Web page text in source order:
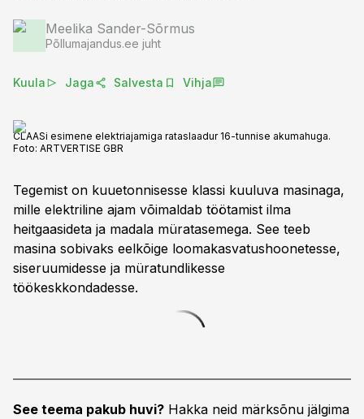
Meelika Sander-Sõrmus
Põllumajandus.ee juht
Kuula Jaga Salvesta Vihja
CLAASi esimene elektriajamiga rataslaadur 16-tunnise akumahuga.
Foto: ARTVERTISE GBR
Tegemist on kuuetonnisesse klassi kuuluva masinaga,
mille elektriline ajam võimaldab töötamist ilma
heitgaasideta ja madala müratasemega. See teeb
masina sobivaks eelkõige loomakasvatushoonetesse,
siseruumidesse ja müratundlikesse
töökeskkondadesse.
See teema pakub huvi? Hakka neid märksõnu jälgima